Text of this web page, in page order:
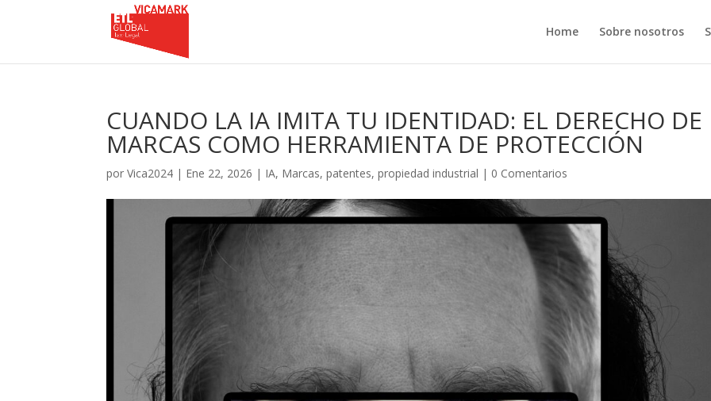
Home Sobre nosotros
CUANDO LA IA IMITA TU IDENTIDAD: EL DERECHO DE
MARCAS COMO HERRAMIENTA DE PROTECCIÓN
porVica2024 | Ene 22, 2026 | IA, Marcas,patentes,propiedad industrial | 0 Comentarios